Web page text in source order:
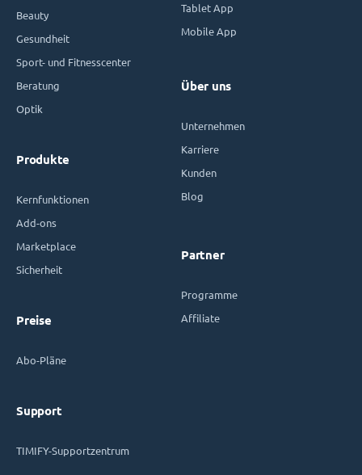
Beauty
Gesundheit
Sport- und Fitnesscenter
Beratung
Optik
Produkte
Kernfunktionen
Add-ons
Marketplace
Sicherheit
Preise
Abo-Pläne
Support
TIMIFY-Supportzentrum
Tablet App
Mobile App
Über uns
Unternehmen
Karriere
Kunden
Blog
Partner
Programme
Affiliate